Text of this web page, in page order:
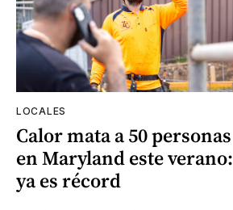
LOCALES
Calor mata a 50 personas
en Maryland este verano:
ya es récord